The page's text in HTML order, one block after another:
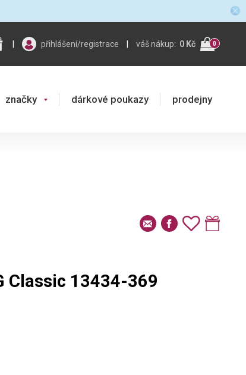
| přihlášení/registrace | váš nákup: 0 Kč 0
značky dárkové poukazy prodejny
Classic 13434-369